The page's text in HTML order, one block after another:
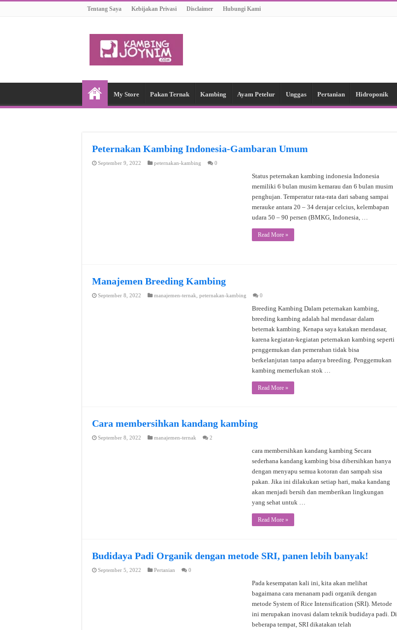
Tentang Saya Kebijakan Privasi Disclaimer Hubungi Kami
My Store Pakan Ternak Kambing Ayam Petelur Unggas Pertanian Hidroponik
Peternakan Kambing Indonesia-Gambaran Umum
September 9, 2022 peternakan-kambing 0
Status peternakan kambing indonesia Indonesia
memiliki 6 bulan musim kemarau dan 6 bulan musim
penghujan. Temperatur rata-rata dari sabang sampai
merauke antara 20 – 34 derajar celcius, kelembapan
udara 50 – 90 persen (BMKG, Indonesia, …
Read More »
Manajemen Breeding Kambing
September 8, 2022 manajemen-ternak peternakan-kambing 0
Breeding Kambing Dalam peternakan kambing,
breeding kambing adalah hal mendasar dalam
beternak kambing. Kenapa saya katakan mendasar,
karena kegiatan-kegiatan peternakan kambing seperti
penggemukan dan pemerahan tidak bisa
berkelanjutan tanpa adanya breeding. Penggemukan
kambing memerlukan stok …
Read More »
Cara membersihkan kandang kambing
September 8, 2022 manajemen-ternak 2
cara membersihkan kandang kambing Secara
sederhana kandang kambing bisa dibersihkan hanya
dengan menyapu semua kotoran dan sampah sisa
pakan. Jika ini dilakukan setiap hari, maka kandang
akan menjadi bersih dan memberikan lingkungan
yang sehat untuk …
Read More »
Budidaya Padi Organik dengan metode SRI, panen lebih banyak!
September 5, 2022 Pertanian 0
Pada kesempatan kali ini, kita akan melihat
bagaimana cara menanam padi organik dengan
metode System of Rice Intensification (SRI). Metode
ini merupakan inovasi dalam teknik budidaya padi. Di
beberapa tempat, SRI dikatakan telah